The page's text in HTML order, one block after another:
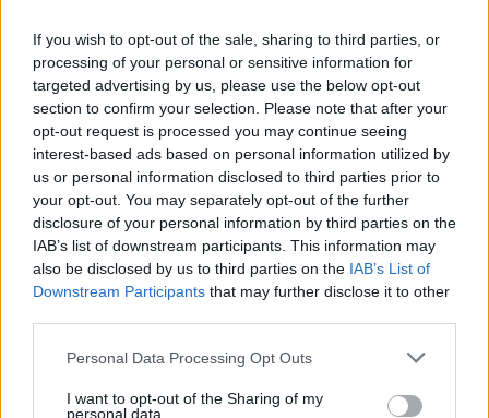
If you wish to opt-out of the sale, sharing to third parties, or
processing of your personal or sensitive information for
targeted advertising by us, please use the below opt-out
section to confirm your selection. Please note that after your
opt-out request is processed you may continue seeing
interest-based ads based on personal information utilized by
us or personal information disclosed to third parties prior to
your opt-out. You may separately opt-out of the further
disclosure of your personal information by third parties on the
IAB’s list of downstream participants. This information may
also be disclosed by us to third parties on the IAB’s List of
Downstream Participants that may further disclose it to other
Personal Data Processing Opt Outs
I want to opt-out of the Sharing of my
personal data.
Gran colpo dell'Ossese, per la difesa c'è l'ex
Torres Riccardo Idda
7 Ago 2026
Il Monastir 1983 si trasforma da Associazione
Sportiva in Srl
7 Ago 2026
L'Ossese si prepara all'esordio in D: Forzati,
Cabrera, Tesio, Limongelli, Bolzicco e tanti
giovani tra i volti nuovi
7 Ago 2026
Coppa Italia: Aranova-Ossese il 23, i derby
Budoni-Latte Dolce e COS-Monastir il 30
6 Ago 2026